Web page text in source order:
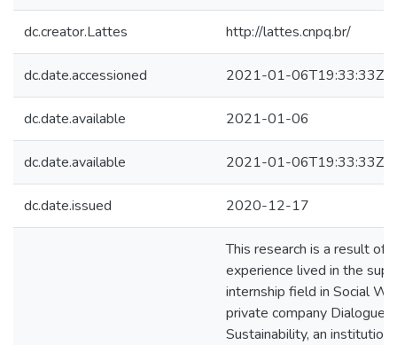
dc.creator.Lattes http://lattes.cnpq.br/
dc.date.accessioned 2021-01-06T19:33:33Z
dc.date.available 2021-01-06
dc.date.available 2021-01-06T19:33:33Z
dc.date.issued 2020-12-17
This research is a result of
experience lived in the
internship field in Social
private company Dialogue
Sustainability, an institution